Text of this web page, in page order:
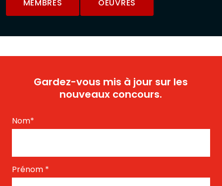
MEMBRES OEUVRES
Gardez-vous mis à jour sur les
nouveaux concours.
Nom*
Prénom *